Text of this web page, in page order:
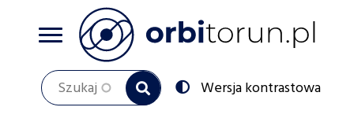
Szukaj
Przełącz
na:
Wersja kontrastowa